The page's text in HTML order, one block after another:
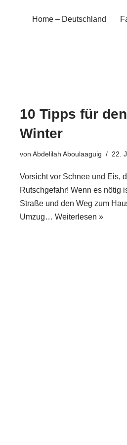
Home – Deutschland
10 Tipps für
Winter
von Abdelilah Aboulaaguig 22.
Vorsicht vor Schnee und Eis,
Rutschgefahr! Wenn es nötig
Straße und den Weg zum
Umzug… Weiterlesen »